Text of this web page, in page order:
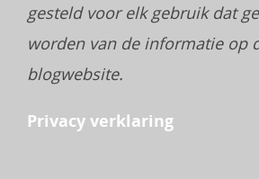
gesteld voor elk gebruik dat
worden van de informatie op
blogwebsite.
Privacy verklaring